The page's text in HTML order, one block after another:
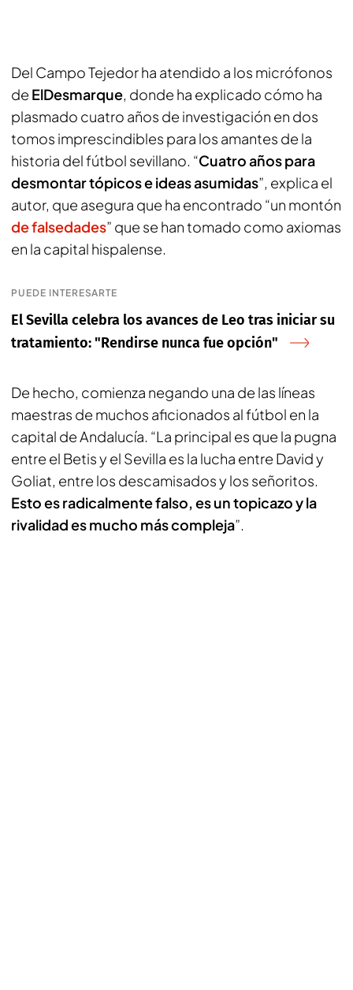
Del Campo Tejedor ha atendido a los micrófonos
de ElDesmarque, donde ha explicado cómo ha
plasmado cuatro años de investigación en dos
tomos imprescindibles para los amantes de la
historia del fútbol sevillano. “Cuatro años para
desmontar tópicos e ideas asumidas”, explica el
autor, que asegura que ha encontrado “un montón
de falsedades” que se han tomado como axiomas
en la capital hispalense.
PUEDE INTERESARTE
El Sevilla celebra los avances de Leo tras iniciar su
tratamiento: "Rendirse nunca fue opción"
De hecho, comienza negando una de las líneas
maestras de muchos aficionados al fútbol en la
capital de Andalucía. “La principal es que la pugna
entre el Betis y el Sevilla es la lucha entre David y
Goliat, entre los descamisados y los señoritos.
Esto es radicalmente falso, es untopicazoy la
rivalidad es mucho más compleja”.